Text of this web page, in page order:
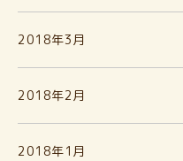
2018年3月
2018年2月
2018年1月